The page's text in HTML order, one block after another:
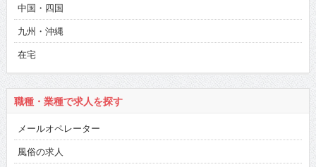
中国・四国
九州・沖縄
在宅
職種・業種で求人を探す
メールオペレーター
風俗の求人